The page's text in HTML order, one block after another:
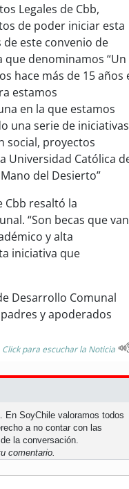
Legales de Cbb,
de poder iniciar esta
este convenio de
denominamos “Un
hace más de 15 años
estamos
en la que estamos
una serie de iniciativas
social, proyectos
Universidad Católica
del Desierto”
Cbb resaltó la
“Son becas que van
y alta
iniciativa que
Desarrollo Comunal
y apoderados
Click para escuchar la Noticia
En SoyChile valoramos todos
a no contar con las
la conversación.
comentario.